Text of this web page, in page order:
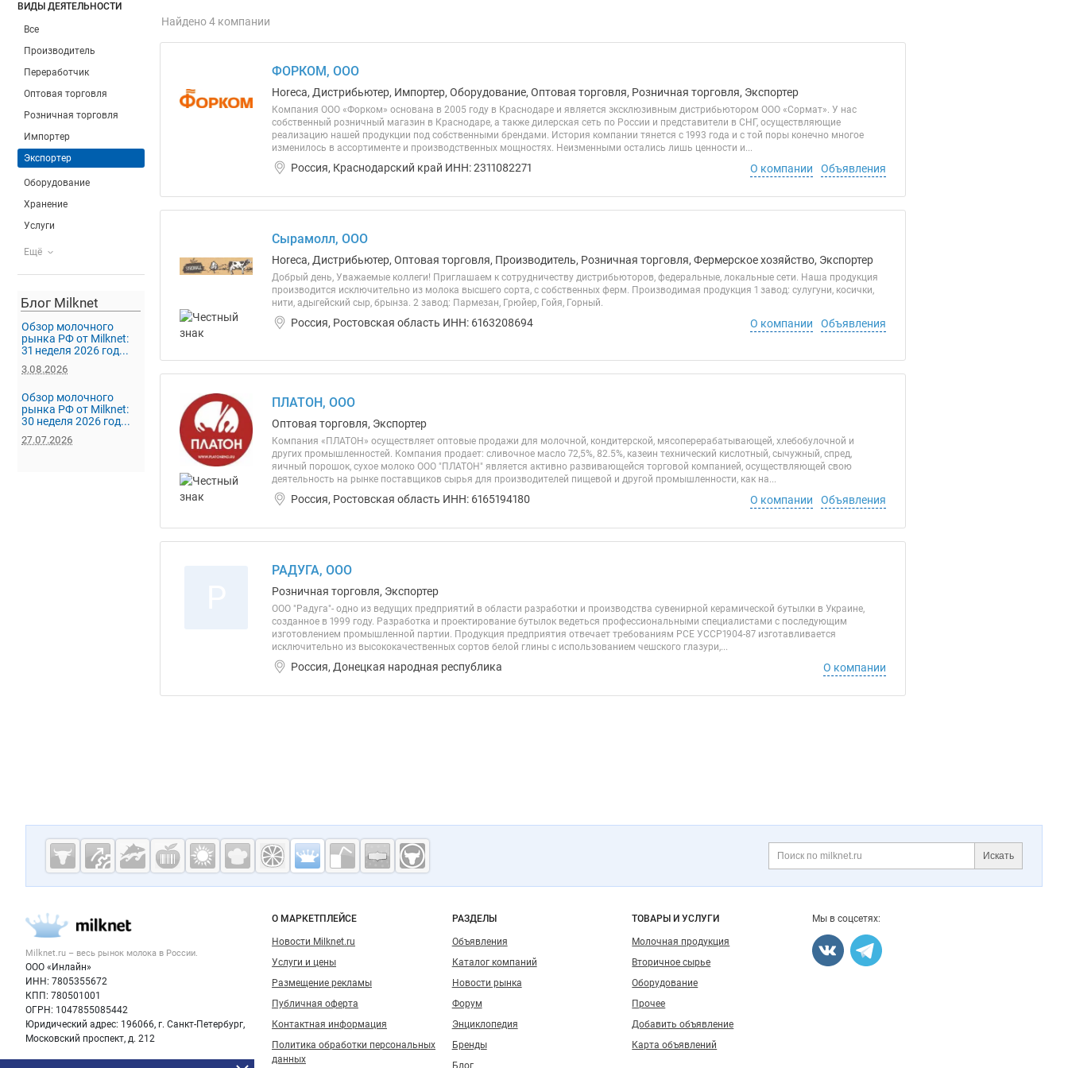
ВИДЫ ДЕЯТЕЛЬНОСТИ
Все
Производитель
Переработчик
Оптовая торговля
Розничная торговля
Импортер
Экспортер
Оборудование
Хранение
Услуги
Ещё
Блог Milknet
Обзор молочного
рынка РФ от Milknet:
31 неделя 2026 год...
3.08.2026
Обзор молочного
рынка РФ от Milknet:
30 неделя 2026 год...
27.07.2026
Найдено 4 компании
ФОРКОМ, ООО
Horeca, Дистрибьютер, Импортер, Оборудование, Оптовая торговля, Розничная торговля, Экспортер
Компания ООО «Форком» основана в 2005 году в Краснодаре и является эксклюзивным дистрибьютором ООО «Сормат». У нас
собственный розничный магазин в Краснодаре, а также дилерская сеть по России и представители в СНГ, осуществляющие
реализацию нашей продукции под собственными брендами. История компании тянется с 1993 года и с той поры конечно многое
изменилось в ассортименте и производственных мощностях. Неизменными остались лишь ценности и...
Россия, Краснодарский край ИНН: 2311082271 О компании Объявления
Сырамолл, ООО
Horeca, Дистрибьютер, Оптовая торговля, Производитель, Розничная торговля, Фермерское хозяйство, Экспортер
Добрый день, Уважаемые коллеги! Приглашаем к сотрудничеству дистрибьюторов, федеральные, локальные сети. Наша продукция
производится исключительно из молока высшего сорта, с собственных ферм. Производимая продукция 1 завод: сулугуни, косички,
нити, адыгейский сыр, брынза. 2 завод: Пармезан, Грюйер, Гойя, Горный.
Россия, Ростовская область ИНН: 6163208694 О компании Объявления
ПЛАТОН, ООО
Оптовая торговля, Экспортер
Компания «ПЛАТОН» осуществляет оптовые продажи для молочной, кондитерской, мясоперерабатывающей, хлебобулочной и
других промышленностей. Компания продает: сливочное масло 72,5%, 82.5%, казеин технический кислотный, сычужный, спред,
яичный порошок, сухое молоко ООО "ПЛАТОН" является активно развивающейся торговой компанией, осуществляющей свою
деятельность на рынке поставщиков сырья для производителей пищевой и другой промышленности, как на...
Россия, Ростовская область ИНН: 6165194180 О компании Объявления
РАДУГА, ООО
Розничная торговля, Экспортер
ООО "Радуга"- одно из ведущих предприятий в области разработки и производства сувенирной керамической бутылки в Украине,
созданное в 1999 году. Разработка и проектирование бутылок ведеться профессиональными специалистами с последующим
изготовлением промышленной партии. Продукция предприятия отвечает требованиям РСЕ УССР1904-87 изготавливается
исключительно из высококачественных сортов белой глины с использованием чешского глазури,...
Россия, Донецкая народная республика О компании
Дополнительная информация
Искать
Cсылки на полезные проекты
Молочная
промышленность
Milknet.ru
Важные разделы и контакты
Milknet.ru – весь рынок молока в России.
ООО «Инлайн»
ИНН: 7805355672
КПП: 780501001
ОГРН: 1047855085442
Юридический адрес: 196066, г. Санкт-Петербург,
Московский проспект, д. 212
Навигация по сайту
О МАРКЕТПЛЕЙСЕ
Новости Milknet.ru
Услуги и цены
Размещение рекламы
Публичная оферта
Контактная информация
Политика обработки персональных
данных
РАЗДЕЛЫ
Объявления
Каталог компаний
Новости рынка
Форум
Энциклопедия
Бренды
Блог
ТОВАРЫ И УСЛУГИ
Молочная продукция
Вторичное сырье
Оборудование
Прочее
Добавить объявление
Карта объявлений
Мы в соцсетях: